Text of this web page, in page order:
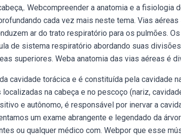
Webcompreender a anatomia e a fisiologia
cada vez mais neste tema. Vias
ar do trato respiratório para os pulmões.
de sistema respiratório abordando suas
superiores. Weba anatomia das vias aéreas é
cavidade torácica e é constituída pela cavidade
na cabeça e no pescoço (nariz,
e autônomo, é responsável por inervar a
um exame abrangente e legendado da
ou qualquer médico com. Webpor que esse